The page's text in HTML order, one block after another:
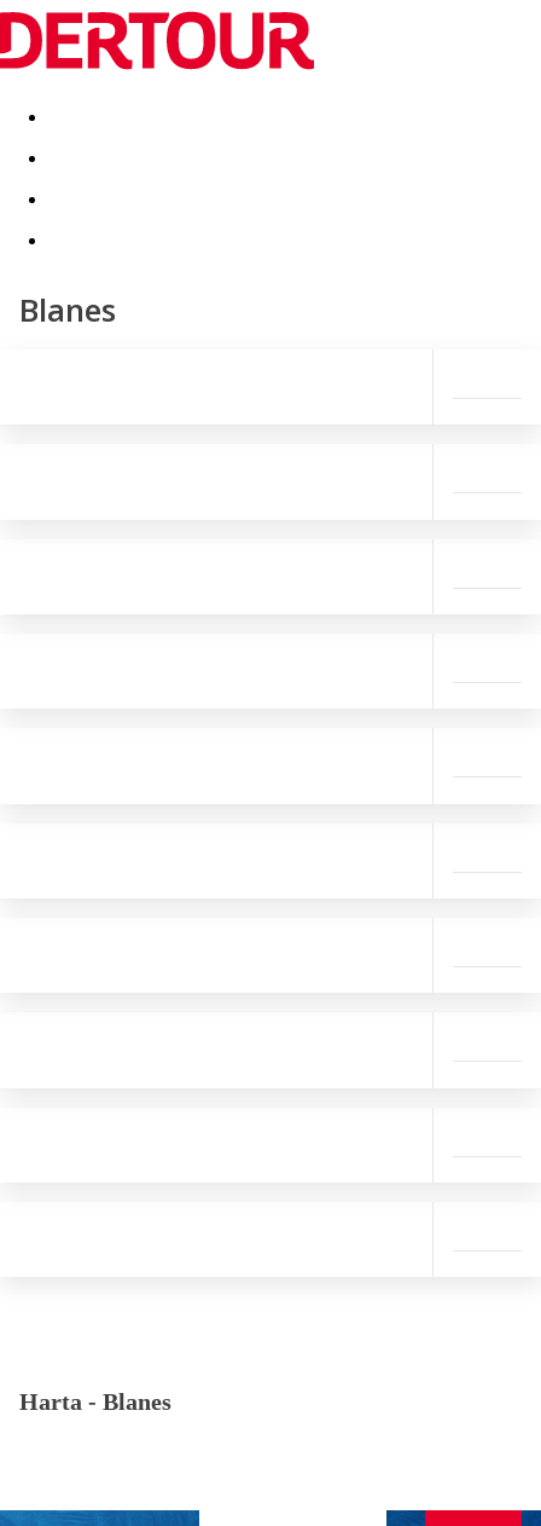
Destinatii Vacanta perfecta OFERTE DE NERATAT
Blanes
Harta - Blanes